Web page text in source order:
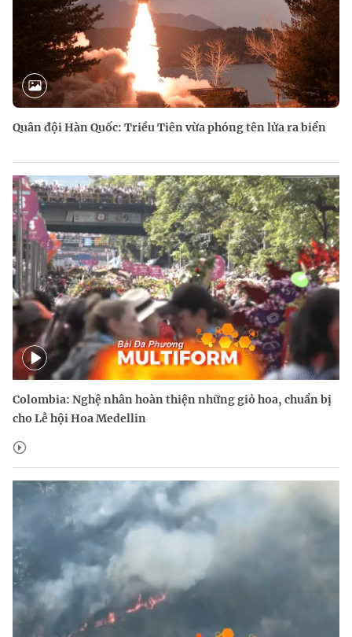
Quân đội Hàn Quốc: Triều Tiên vừa phóng tên lửa ra biển
Colombia: Nghệ nhân hoàn thiện những giỏ hoa, chuẩn bị
cho Lễ hội Hoa Medellin